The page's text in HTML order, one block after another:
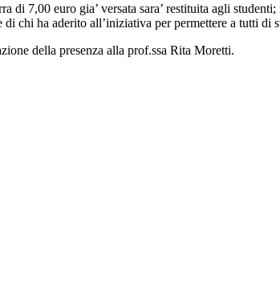
7,00 euro gia’ versata sara’ restituita agli
chi ha aderito all’iniziativa per permettere a tutti di
della presenza alla prof.ssa Rita Moretti.